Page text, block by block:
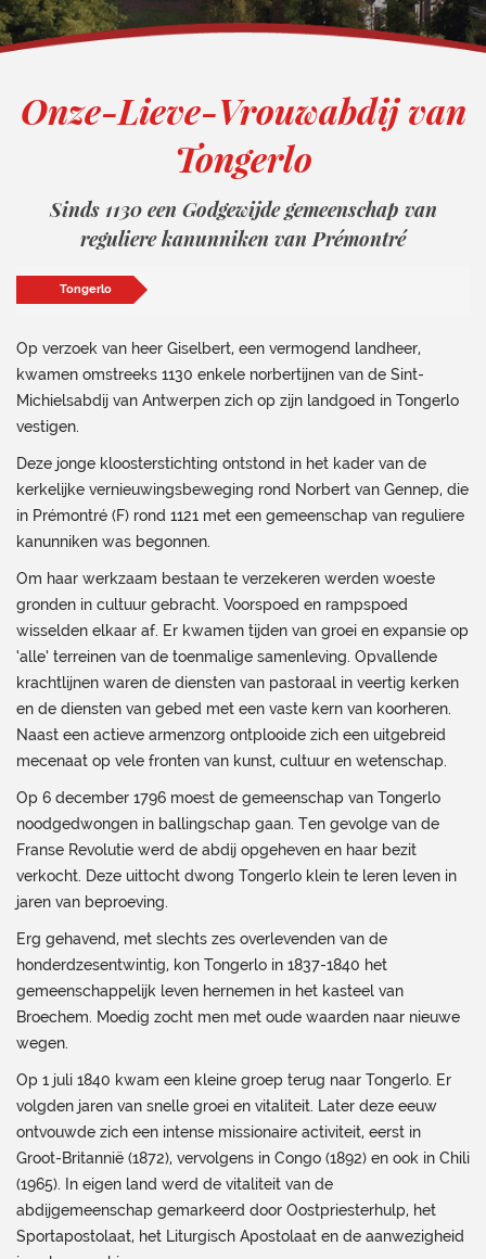
Onze-Lieve-Vrouwabdij van
Tongerlo
Sinds 1130 een Godgewijde gemeenschap van
reguliere kanunniken van Prémontré
Tongerlo
Op verzoek van heer Giselbert, een vermogend landheer,
kwamen omstreeks 1130 enkele norbertijnen van de Sint-
Michielsabdij van Antwerpen zich op zijn landgoed in Tongerlo
vestigen.
Deze jonge kloosterstichting ontstond in het kader van de
kerkelijke vernieuwingsbeweging rond Norbert van Gennep, die
in Prémontré (F) rond 1121 met een gemeenschap van reguliere
kanunniken was begonnen.
Om haar werkzaam bestaan te verzekeren werden woeste
gronden in cultuur gebracht. Voorspoed en rampspoed
wisselden elkaar af. Er kwamen tijden van groei en expansie op
‘alle’ terreinen van de toenmalige samenleving. Opvallende
krachtlijnen waren de diensten van pastoraal in veertig kerken
en de diensten van gebed met een vaste kern van koorheren.
Naast een actieve armenzorg ontplooide zich een uitgebreid
mecenaat op vele fronten van kunst, cultuur en wetenschap.
Op 6 december 1796 moest de gemeenschap van Tongerlo
noodgedwongen in ballingschap gaan. Ten gevolge van de
Franse Revolutie werd de abdij opgeheven en haar bezit
verkocht. Deze uittocht dwong Tongerlo klein te leren leven in
jaren van beproeving.
Erg gehavend, met slechts zes overlevenden van de
honderdzesentwintig, kon Tongerlo in 1837-1840 het
gemeenschappelijk leven hernemen in het kasteel van
Broechem. Moedig zocht men met oude waarden naar nieuwe
wegen.
Op 1 juli 1840 kwam een kleine groep terug naar Tongerlo. Er
volgden jaren van snelle groei en vitaliteit. Later deze eeuw
ontvouwde zich een intense missionaire activiteit, eerst in
Groot-Britannië (1872), vervolgens in Congo (1892) en ook in Chili
(1965). In eigen land werd de vitaliteit van de
abdijgemeenschap gemarkeerd door Oostpriesterhulp, het
Sportapostolaat, het Liturgisch Apostolaat en de aanwezigheid